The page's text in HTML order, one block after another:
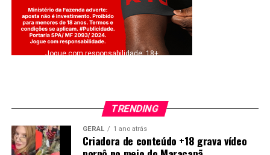
Jogue com responsabilidade. 18+
TRENDING
GERAL 1 ano atrás
Criadora de conteúdo +18 grava vídeo